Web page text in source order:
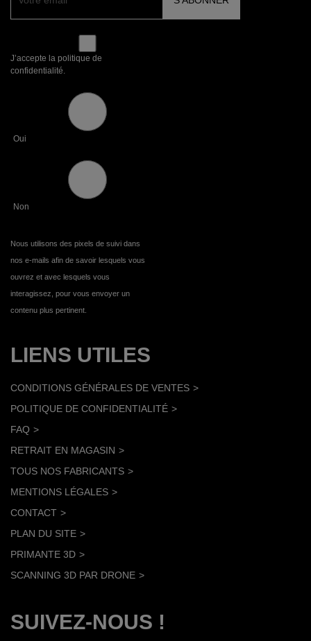
J’accepte la politique de
confidentialité.
Oui
Non
Nous utilisons des pixels de suivi dans
nos e-mails afin de savoir lesquels vous
ouvrez et avec lesquels vous
interagissez, pour vous envoyer un
contenu plus pertinent.
LIENS UTILES
CONDITIONS GÉNÉRALES DE VENTES
POLITIQUE DE CONFIDENTIALITÉ
FAQ
RETRAIT EN MAGASIN
TOUS NOS FABRICANTS
MENTIONS LÉGALES
CONTACT
PLAN DU SITE
PRIMANTE 3D
SCANNING 3D PAR DRONE
SUIVEZ-NOUS !